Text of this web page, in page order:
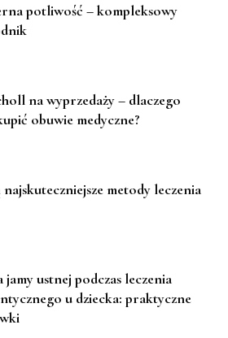
potliwość – kompleksowy
na wyprzedaży – dlaczego
obuwie medyczne?
najskuteczniejsze metody leczenia
jamy ustnej podczas leczenia
u dziecka: praktyczne